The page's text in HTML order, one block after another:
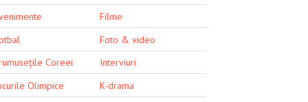
Filme
Foto & video
Coreei
Interviuri
Olimpice
K-drama